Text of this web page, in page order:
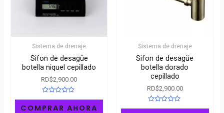
Sistema de drenaje
Sifon de desagüe
botella niquel cepillado
RD$2,900.00
Rated
0
out
COMPRAR AHORA
Sistema de drenaje
Sifon de desagüe
botella dorado
cepillado
RD$2,900.00
Rated